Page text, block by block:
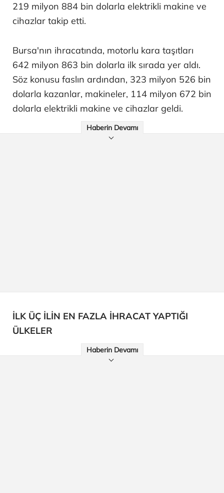
219 milyon 884 bin dolarla elektrikli makine ve
cihazlar takip etti.
Bursa'nın ihracatında, motorlu kara taşıtları
642 milyon 863 bin dolarla ilk sırada yer aldı.
Söz konusu faslın ardından, 323 milyon 526 bin
dolarla kazanlar, makineler, 114 milyon 672 bin
dolarla elektrikli makine ve cihazlar geldi.
Haberin Devamı
İLK ÜÇ İLİN EN FAZLA İHRACAT YAPTIĞI
ÜLKELER
Haberin Devamı